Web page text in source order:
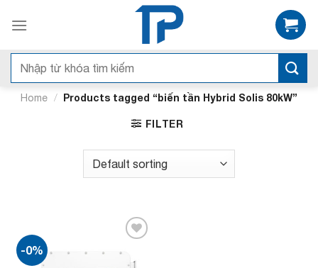
qua
dungSearch
Home / Products tagged “biến tần Hybrid Solis 80kW”
FILTER
-0%